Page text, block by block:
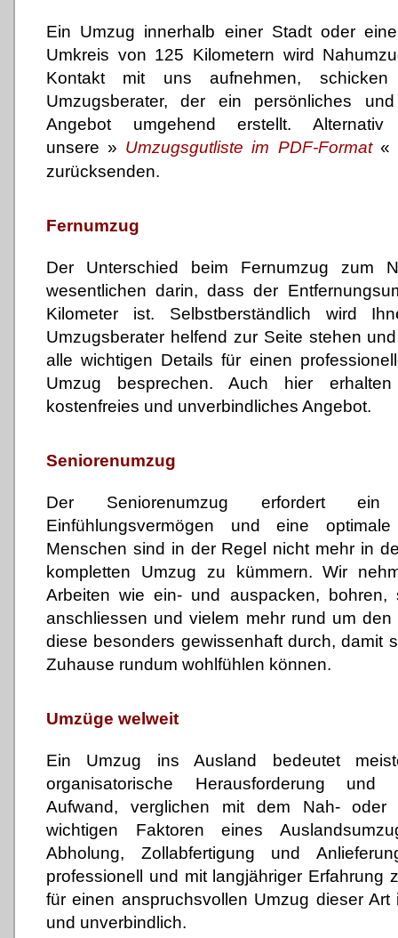
Ein Umzug innerhalb einer Stadt oder
Umkreis von 125 Kilometern wird
Kontakt mit uns aufnehmen,
Umzugsberater, der ein persönliches
Angebot umgehend erstellt.
unsere» Umzugsgutliste im PDF-Format«
zurücksenden.
Fernumzug
Der Unterschied beim Fernumzug zum
wesentlichen darin, dass der
Kilometer ist. Selbstberständlich wird
Umzugsberater helfend zur Seite stehen
alle wichtigen Details für einen
Umzug besprechen. Auch hier
kostenfreies und unverbindliches Angebot.
Seniorenumzug
Der Seniorenumzug erfordert ein
Einfühlungsvermögen und eine
Menschen sind in der Regel nicht mehr in
kompletten Umzug zu kümmern. Wir
Arbeiten wie ein- und auspacken, bohren,
anschliessen und vielem mehr rund um
diese besonders gewissenhaft durch, damit
Zuhause rundum wohlfühlen können.
Umzüge welweit
Ein Umzug ins Ausland bedeutet
organisatorische Herausforderung und
Aufwand, verglichen mit dem Nah- oder
wichtigen Faktoren eines
Abholung, Zollabfertigung und
professionell und mit langjähriger Erfahrung
für einen anspruchsvollen Umzug dieser Art
und unverbindlich.